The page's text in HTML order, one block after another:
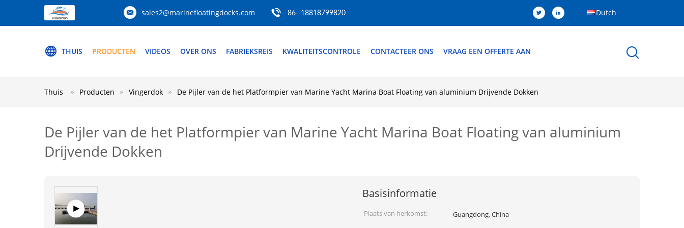
sales2@marinefloatingdocks.com 86--18818799820 Dutch
THUIS PRODUCTEN VIDEOS OVER ONS FABRIEKSREIS KWALITEITSCONTROLE CONTACTEER ONS VRAAG EEN OFFERTE AAN
Thuis Producten Vingerdok De Pijler van de het Platformpier van Marine Yacht Marina Boat Floating van aluminium Drijvende Dokken
De Pijler van de het Platformpier van Marine Yacht Marina Boat Floating van aluminium
Drijvende Dokken
Basisinformatie
Plaats van herkomst:
Guangdong, China